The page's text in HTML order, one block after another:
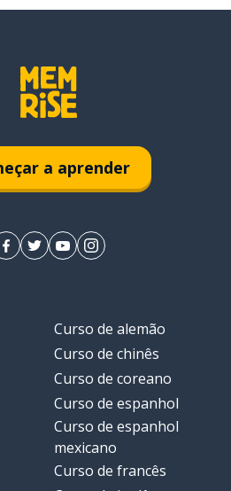
a aprender
Curso de alemão
Curso de chinês
Curso de coreano
Curso de espanhol
Curso de espanhol
mexicano
Curso de francês